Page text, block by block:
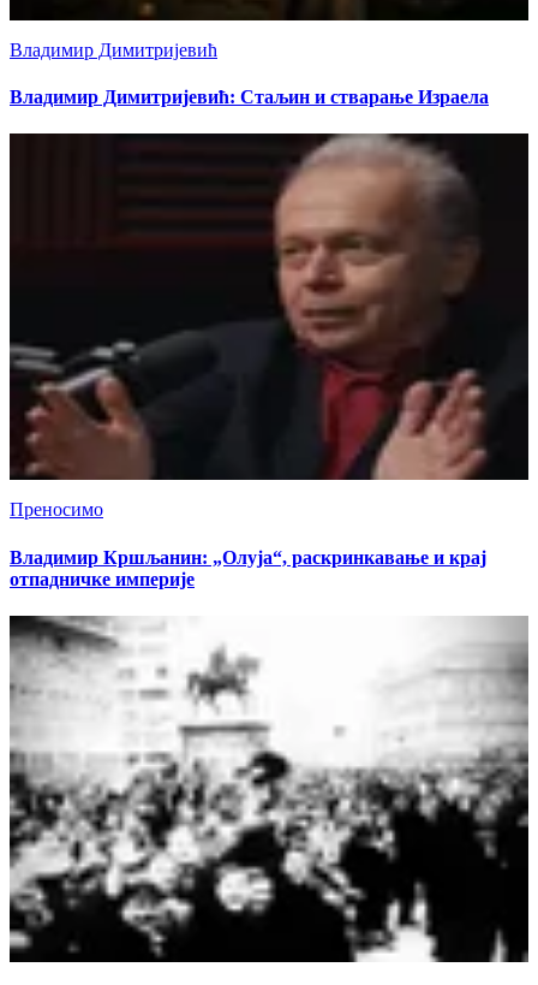
Владимир Димитријевић
Владимир Димитријевић: Стаљин и стварање Израела
Преносимо
Владимир Кршљанин: „Олуја“, раскринкавање и крај
отпадничке империје